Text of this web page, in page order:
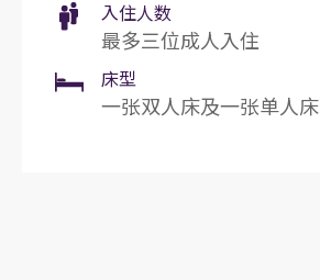
入住人数
最多三位成人入住
床型
一张双人床及一张单人床